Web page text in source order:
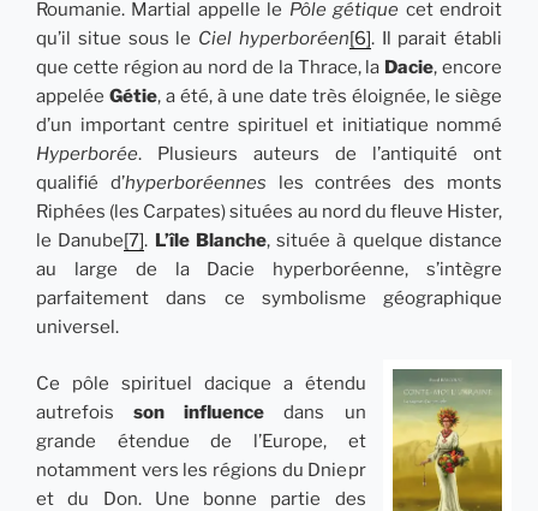
Roumanie. Martial appelle le Pôle gétique cet endroit
qu’il situe sous le Ciel hyperboréen[6]. Il parait établi
que cette région au nord de la Thrace, la Dacie, encore
appelée Gétie, a été, à une date très éloignée, le siège
d’un important centre spirituel et initiatique nommé
Hyperborée. Plusieurs auteurs de l’antiquité ont
qualifié d’hyperboréennes les contrées des monts
Riphées (les Carpates) situées au nord du fleuve Hister,
le Danube[7]. L’île Blanche, située à quelque distance
au large de la Dacie hyperboréenne, s’intègre
parfaitement dans ce symbolisme géographique
universel.
Ce pôle spirituel dacique a étendu
autrefoisson influence dans un
grande étendue de l’Europe, et
notamment vers les régions du Dniepr
et du Don. Une bonne partie des